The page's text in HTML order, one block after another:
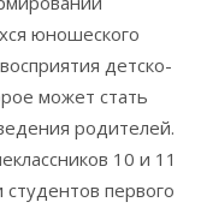
юношеского
детско-
может стать
родителей.
10 и 11
первого